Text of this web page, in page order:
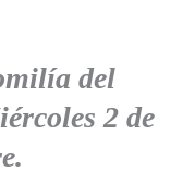
del
2 de